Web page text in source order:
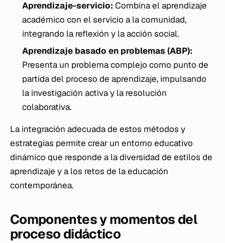
Aprendizaje-servicio: Combina el aprendizaje
académico con el servicio a la comunidad,
integrando la reflexión y la acción social.
Aprendizaje basado en problemas (ABP):
Presenta un problema complejo como punto de
partida del proceso de aprendizaje, impulsando
la investigación activa y la resolución
colaborativa.
La integración adecuada de estos métodos y
estrategias permite crear un entorno educativo
dinámico que responde a la diversidad de estilos de
aprendizaje y a los retos de la educación
contemporánea.
Componentes y momentos del
proceso didáctico